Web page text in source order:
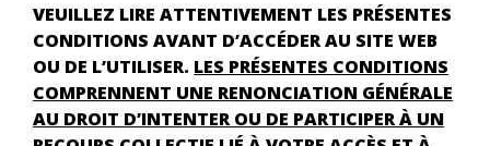
VEUILLEZ LIRE ATTENTIVEMENT LES PRÉSENTES
CONDITIONS AVANT D’ACCÉDER AU SITE WEB
OU DE L’UTILISER. LES PRÉSENTES CONDITIONS
COMPRENNENT UNE RENONCIATION GÉNÉRALE
AU DROIT D’INTENTER OU DE PARTICIPER À UN